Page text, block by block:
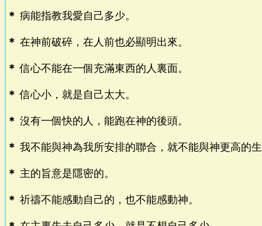
＊ 病能指教我愛自己多少。
＊ 在神前破碎，在人前也必顯明出來。
＊ 信心不能在一個充滿東西的人裏面。
＊ 信心小，就是自己太大。
＊ 沒有一個快的人，能跑在神的後頭。
＊ 我不能與神為我所安排的聯合，就不能與神更高的
＊ 主的旨意是隱密的。
＊ 祈禱不能感動自己的，也不能感動神。